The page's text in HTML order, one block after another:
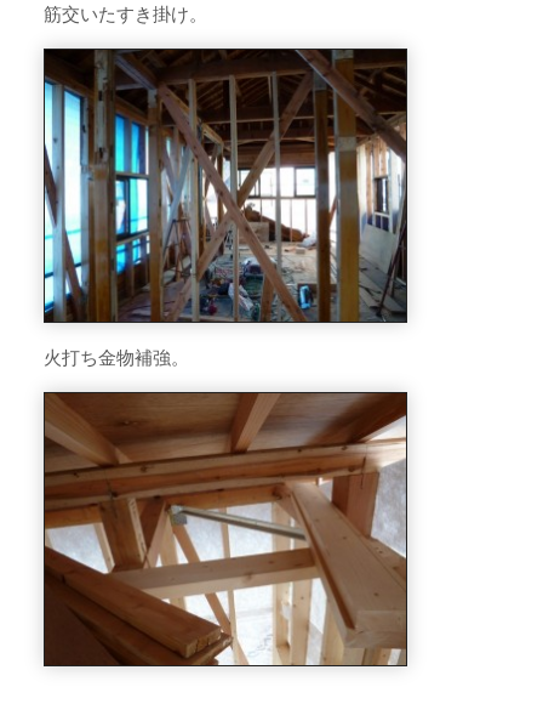
筋交いたすき掛け。
火打ち金物補強。